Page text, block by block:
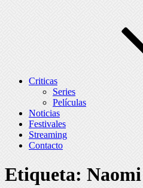
Criticas
Series
Películas
Noticias
Festivales
Streaming
Contacto
Etiqueta: